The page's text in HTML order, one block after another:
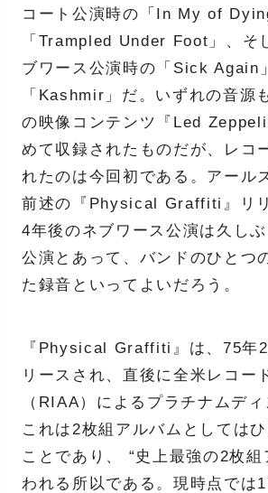
コート公演時の「In My of
「Trampled Under Foot」、そ
ブワース公演時の「Sick Again
「Kashmir」だ。いずれの音源
の映像コンテンツ『Led
めて収録されたものだが、レコ
れたのは今回初である。アール
前述の『Physical Graffiti』リ
4年後のネブワース公演は久し
公演とあって、バンドのひとつ
た録音といってよいだろう。
『Physical Graffiti』は、75年2
リースされ、直後に全米レコー
（RIAA）によるプラチナムディ
これは2枚組アルバムとしては
ことであり、 “史上最強の2枚組
われる所以である。現時点では